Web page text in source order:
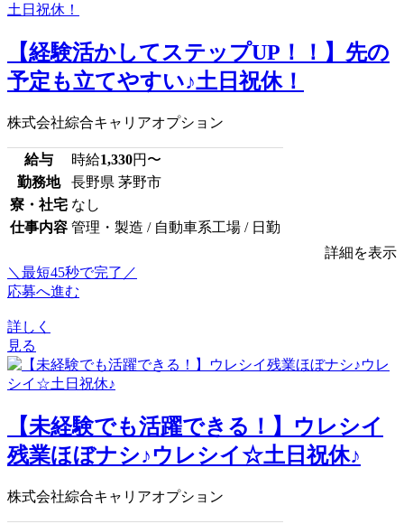
【経験活かしてステップUP！！】先の
予定も立てやすい♪土日祝休！
株式会社綜合キャリアオプション
給与 時給1,330円〜
勤務地
長野県 茅野市
寮・社宅 なし
仕事内容 管理・製造 / 自動車系工場 / 日勤
詳細を表示
＼最短45秒で完了／
応募へ進む
詳しく
見る
【未経験でも活躍できる！】ウレシイ
残業ほぼナシ♪ウレシイ☆土日祝休♪
株式会社綜合キャリアオプション